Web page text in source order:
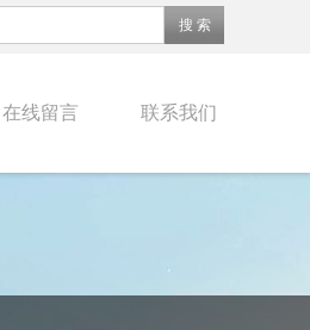
在线留言 联系我们